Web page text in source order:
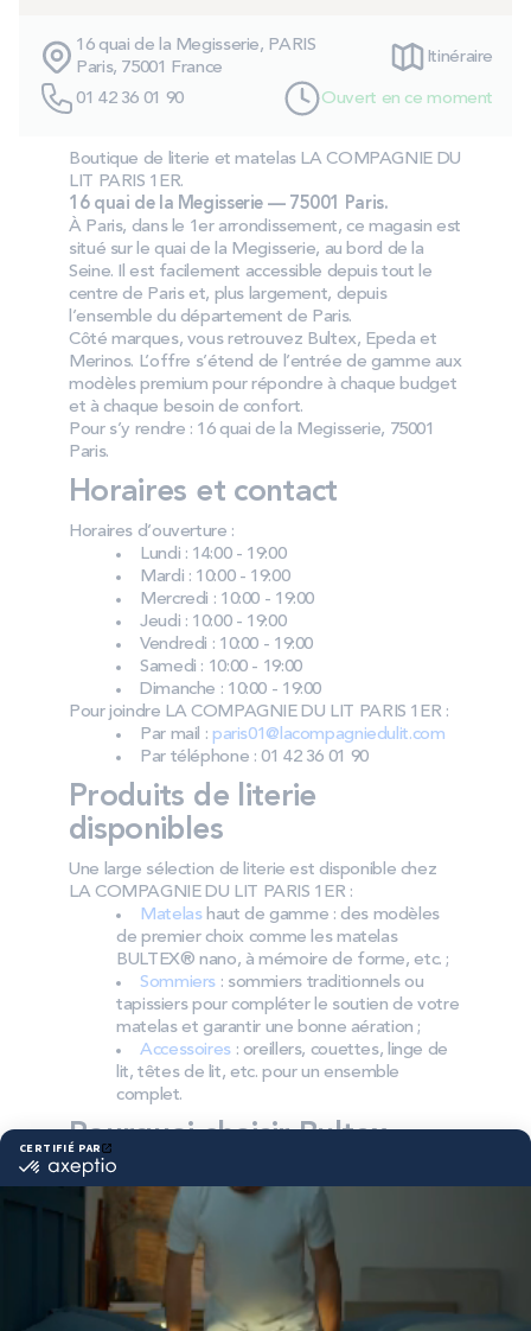
Technologie bultex
Nos engagements
Storelocator
ContactMon compte
16 quai de la Megisserie, PARIS
Paris, 75001 France
Itinéraire
01 42 36 01 90 Ouvert en ce moment
Boutique de literie et matelas LA COMPAGNIE DU
LIT PARIS 1ER.
16 quai de la Megisserie — 75001 Paris.
À Paris, dans le 1er arrondissement, ce magasin est
situé sur le quai de la Megisserie, au bord de la
Seine. Il est facilement accessible depuis tout le
centre de Paris et, plus largement, depuis
l’ensemble du département de Paris.
Côté marques, vous retrouvez Bultex, Epeda et
Merinos. L’offre s’étend de l’entrée de gamme aux
modèles premium pour répondre à chaque budget
et à chaque besoin de confort.
Pour s’y rendre : 16 quai de la Megisserie, 75001
Paris.
Horaires et contact
Horaires d’ouverture :
Lundi : 14:00 - 19:00
Mardi : 10:00 - 19:00
Mercredi : 10:00 - 19:00
Jeudi : 10:00 - 19:00
Vendredi : 10:00 - 19:00
Samedi : 10:00 - 19:00
Dimanche : 10:00 - 19:00
Pour joindre LA COMPAGNIE DU LIT PARIS 1ER :
Par mail : paris01@lacompagniedulit.com
Par téléphone : 01 42 36 01 90
Produits de literie
disponibles
Une large sélection de literie est disponible chez
LA COMPAGNIE DU LIT PARIS 1ER :
Matelashaut de gamme : des modèles
de premier choix comme les matelas
BULTEX® nano, à mémoire de forme, etc. ;
Sommiers : sommiers traditionnels ou
tapissiers pour compléter le soutien de votre
matelas et garantir une bonne aération ;
Accessoires: oreillers, couettes, linge de
lit, têtes de lit, etc. pour un ensemble
complet.
Pourquoi choisir Bultex
comme literie ?
Bultex est la marque la plus détenue des Français*
et s’appuie sur un savoir‑faire reconnu pour la
conception de mousses haute performance. La
qualité de fabrication et la durabilité guident
chaque collection.
Chaque dormeur peut trouver sa fermeté idéale,